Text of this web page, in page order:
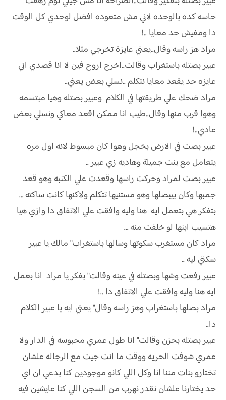
حاسه كده بالوحده لاني مش متعوده افضل لوحدي كل الوقت
دا ومفيش حد معايا ..!
مراد هز راسه وقال..يعني عايزة تخرجي مثلا..
عبير بصتله باستغراب وقالت..اخرج اروح فين لا انا قصدي اني
عايزه حد يقعد معايا نتكلم ..نسلي بعض يعني..
مراد ضحك علي طريقتها في الكلام وعبير بصتله وهيا مبتسمه
وهوا قرب منها وقال..طيب انا ممكن اقعد معاكي ونسلي بعض
عادي..!
عبير بصت في الارض بخجل وهوا كان مبسوط لانه اول مره
يتعامل مع بنت جميلة وهاديه زي عبير ..
عبير بصت لمراد وحركت راسها وقعدت علي الكنبه وهو قعد
جمبها وكان بيبصلها وهو مستنيها تتكلم ولاكنها كانت ساكته …
بتفكر هي بتعمل ايه هنا وليه وافقت علي الاتفاق دا وازي هيا
هتسيب ابنها لو خلفت منه …
مراد كان مستغرب سكوتها وسالها باستغراب" مالك يا عبير
سكتي ليه ..
عبير رفعت وشها وبصتله في عينه وقالت" بفكر يا مراد انا بعمل
ايه هنا وليه وافقت علي الاتفاق دا ..!
مراد بصلها باستغراب وهز راسه وقال" يعني ايه يا عبير الكلام
دا..
عبير بصتله بحزن وقالت" انا طول عمري محبوسه في الدار ولا
عمري شوفت الحريه ووقت ما انت جيت مع الرجاله علشان
تختارو بنات مننا انا وكل اللي كانو موجودين كنا بدعي ان اي
حد يختارنا علشان نقدر نهرب من السجن اللي كنا عايشين فيه